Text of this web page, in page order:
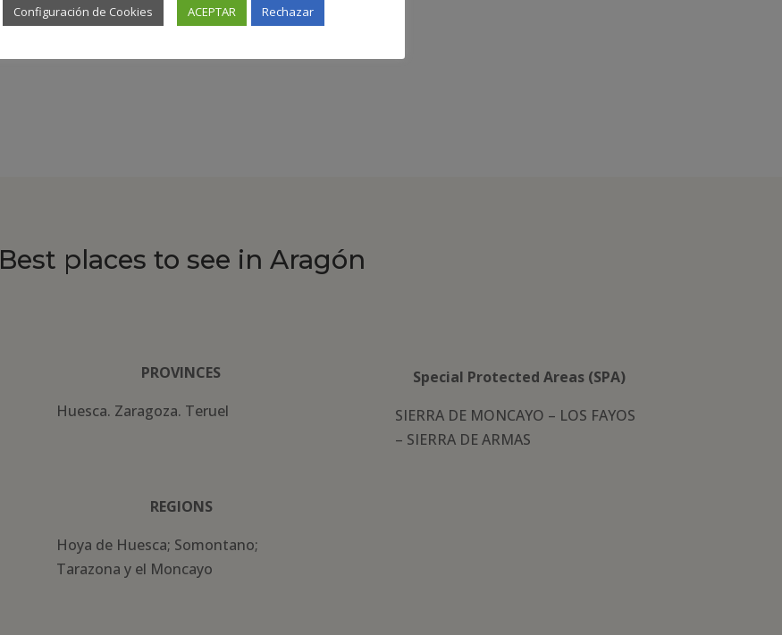
Best places to see in Aragón
PROVINCES
Huesca. Zaragoza. Teruel
REGIONS
Hoya de Huesca; Somontano;
Tarazona y el Moncayo
Special Protected Areas (SPA)
SIERRA DE MONCAYO – LOS FAYOS
– SIERRA DE ARMAS
Configuración de Cookies ACEPTAR Rechazar